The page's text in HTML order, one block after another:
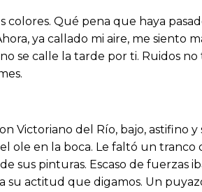
Qué pena que haya
ya callado mi aire, me siento
se calle la tarde por ti. Ruidos
Victoriano del Río, bajo, astifino
ole en la boca. Le faltó un
pinturas. Escaso de fuerzas
su actitud que digamos. Un